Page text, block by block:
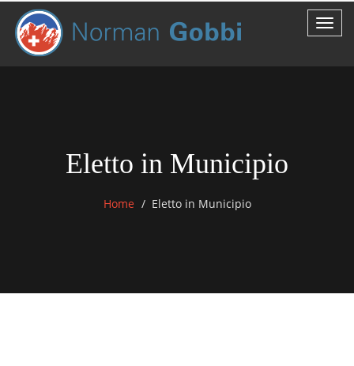
Eletto in Municipio
Home Eletto in Municipio